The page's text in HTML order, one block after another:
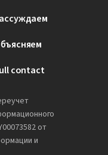
contact
от
и